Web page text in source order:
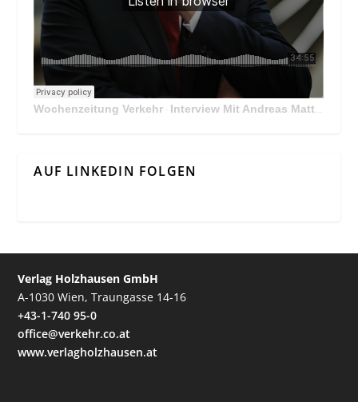
Wochenzeitung Verkehr · Interview Mit Andreas Matthä, CEO der ÖBB Holding
AUF LINKEDIN FOLGEN
Verlag Holzhausen GmbH
A-1030 Wien, Traungasse 14-16
+43-1-740 95-0
office@verkehr.co.at
www.verlagholzhausen.at